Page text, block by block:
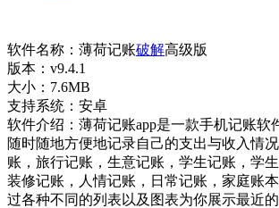
软件名称：薄荷记账破解高级版
版本：v9.4.1
大小：7.6MB
支持系统：安卓
软件介绍：薄荷记账app是一款手机记账软
随时随地方便地记录自己的支出与收入情
账，旅行记账，生意记账，学生记账，学
装修记账，人情记账，日常记账，家庭账
过各种不同的列表以及图表为你展示最近